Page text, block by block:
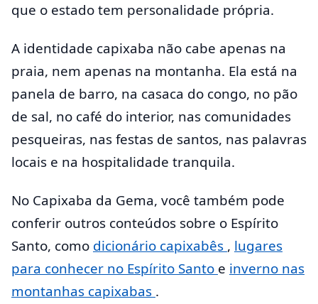
que o estado tem personalidade própria.
A identidade capixaba não cabe apenas na
praia, nem apenas na montanha. Ela está na
panela de barro, na casaca do congo, no pão
de sal, no café do interior, nas comunidades
pesqueiras, nas festas de santos, nas palavras
locais e na hospitalidade tranquila.
No Capixaba da Gema, você também pode
conferir outros conteúdos sobre o Espírito
Santo, como dicionário capixabês , lugares
para conhecer no Espírito Santo e inverno nas
montanhas capixabas .